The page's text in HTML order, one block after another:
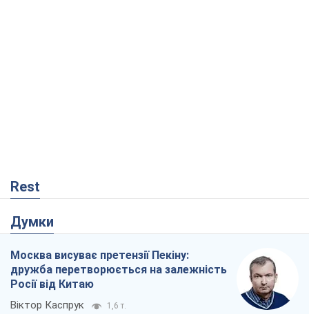
Rest
Думки
Москва висуває претензії Пекіну:
дружба перетворюється на залежність
Росії від Китаю
Віктор Каспрук 1,6 т.